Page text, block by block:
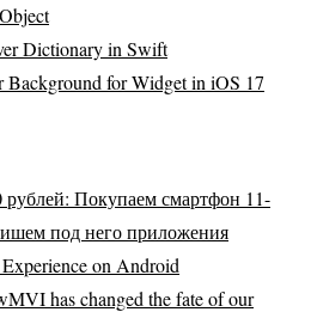
Dictionary in Swift
Background for Widget in iOS 17
Покупаем смартфон 11-
под него приложения
on Android
has changed the fate of our